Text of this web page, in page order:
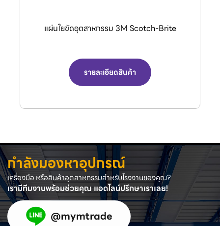
กรรไกรตัดลมอุตสาหกรรม (Air Nipper) จาก
รายละเอียดสินค้า
กำลังมองหาอุปกรณ์
เครื่องมือ หรือสินค้าอุตสาหกรรมสำหรับโรงงานของคุณ?
เรามีทีมงานพร้อมช่วยคุณ แอดไลน์ปรึกษาเราเลย!
@mymtrade